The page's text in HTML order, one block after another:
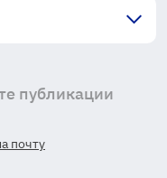
публикации
почту